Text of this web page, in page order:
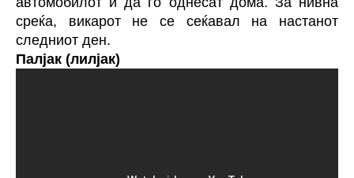
среќа, викарот не се сеќавал на настанот
следниот ден.
Палјак (лилјак)